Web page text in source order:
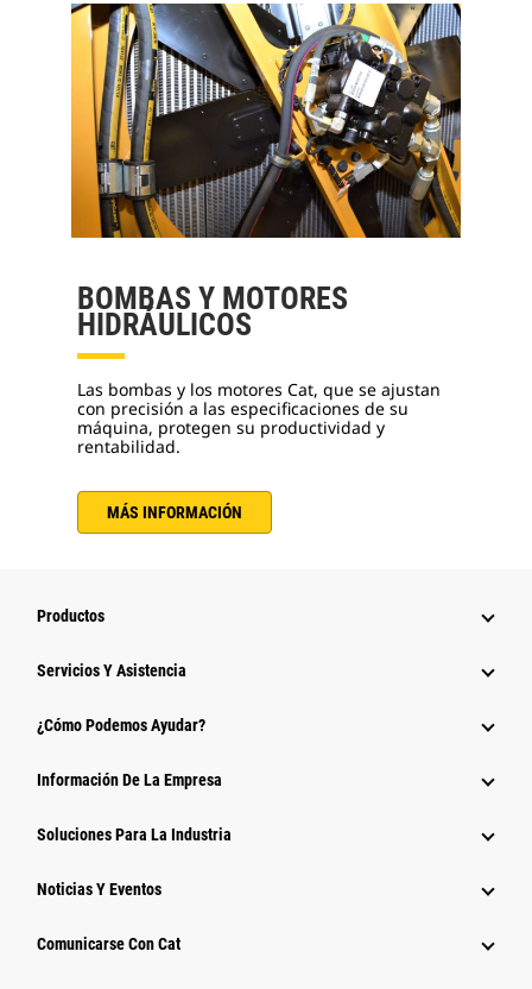
BOMBAS Y MOTORES
HIDRÁULICOS
Las bombas y los motores Cat, que se ajustan
con precisión a las especificaciones de su
máquina, protegen su productividad y
rentabilidad.
MÁS INFORMACIÓN
Productos
Servicios Y Asistencia
¿Cómo Podemos Ayudar?
Información De La Empresa
Soluciones Para La Industria
Noticias Y Eventos
Comunicarse Con Cat